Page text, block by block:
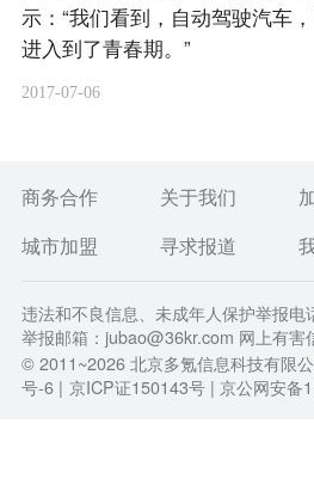
示：“我们看到，自动驾驶汽车
进入到了青春期。”
2017-07-06
商务合作 关于我们
城市加盟
寻求报道
违法和不良信息、未成年人保护举报
举报邮箱：jubao@36kr.com 网上有害
© 2011~2026北京多氪信息科技有限
号-6 | 京ICP证150143号 | 京公网安备